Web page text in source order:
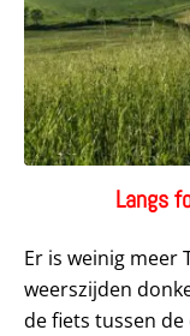
Langs
Er is weinig meer
weerszijden
de fiets tussen